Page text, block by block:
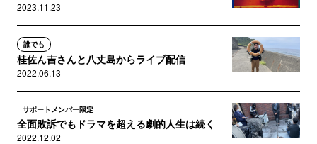
2023.11.23
誰でも
桂佐ん吉さんと八丈島からライブ配信
2022.06.13
サポートメンバー限定
全面敗訴でもドラマを超える劇的人生は続く
2022.12.02